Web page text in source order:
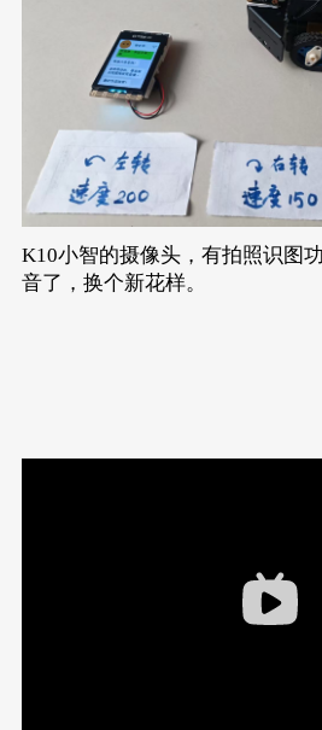
K10小智的摄像头，有拍照识图
音了，换个新花样。